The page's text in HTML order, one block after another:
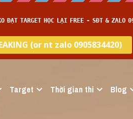
Target Thời gian thi Blog